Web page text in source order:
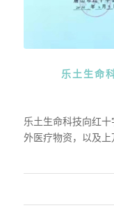
乐土生命
乐土生命科技向红
外医疗物资，以及上